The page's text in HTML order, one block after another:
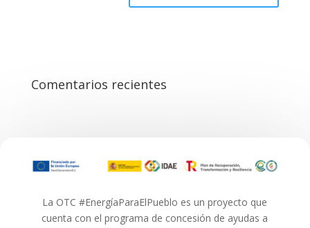
Comentarios recientes
La OTC #EnergíaParaElPueblo es un proyecto que
cuenta con el programa de concesión de ayudas a